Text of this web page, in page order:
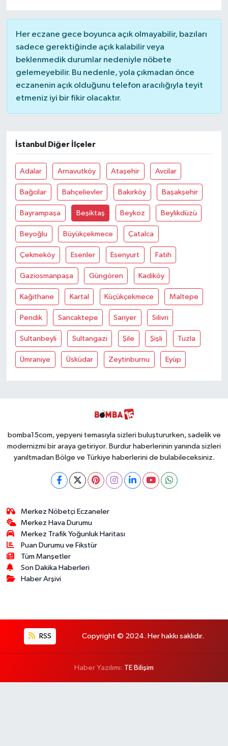
Her eczane gece boyunca açık olmayabilir, bazıları
sadece gerektiğinde açık kalabilir veya
beklenmedik durumlar nedeniyle nöbete
gelemeyebilir. Bu nedenle, yola çıkmadan önce
eczanenin açık olduğunu telefon aracılığıyla teyit
etmeniz iyi bir fikir olacaktır.
İstanbul Diğer İlçeler
Adalar Arnavutköy Ataşehir Avcilar
Bağcilar Bahçelievler Bakirköy Başakşehir
Bayrampaşa Beşiktaş Beykoz Beylikdüzü
Beyoğlu Büyükçekmece Çatalca
Çekmeköy Esenler Esenyurt Fatih
Gaziosmanpaşa Güngören Kadiköy
Kağithane Kartal Küçükçekmece Maltepe
Pendik Sancaktepe Sariyer Silivri
Sultanbeyli Sultangazi Şile Şişli Tuzla
Ümraniye Üsküdar Zeytinburnu Eyüp
bomba15com, yepyeni temasıyla sizleri buluştururken, sadelik ve
modernizmi bir araya getiriyor. Burdur haberlerinin yanında sizleri
yanıltmadan Bölge ve Türkiye haberlerini de bulabileceksiniz.
Merkez Nöbetçi Eczaneler
Merkez Hava Durumu
Merkez Trafik Yoğunluk Haritası
Puan Durumu ve Fikstür
Tüm Manşetler
Son Dakika Haberleri
Haber Arşivi
RSS Copyright © 2024. Her hakkı saklıdır.
Haber Yazılımı: TE Bilişim